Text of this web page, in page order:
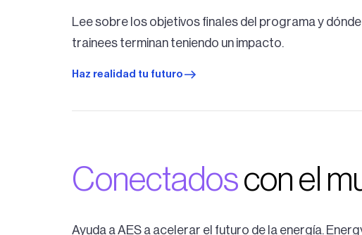
Lee sobre los objetivos finales del programa y
trainees terminan teniendo un impacto.
Haz realidad tu futuro
Conectadoscon el
Ayuda a AES a acelerar el futuro de la energía.